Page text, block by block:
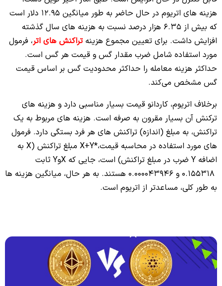
هزینه های اتریوم در حال حاضر به طور میانگین 12.95 دلار است
که بیش از 6.35 هزار درصد نسبت به هزینه های سال گذشته
افزایش داشت. برای تعیین مجموع هزینهتراکنش های اتر، فرمول
مورد استفاده شامل ضرب مقدار گس و قیمت هر گس است.
حداکثر هزینه معامله را حداکثر محدودیت گس بر اساس قیمت
گس مشخص می‌کند.
برخلاف اتریوم، کاردانو قیمت بسیار مناسبی دارد و هزینه های
ترکنش آن بسیار مقرون به صرفه است. هزینه های مربوط به یک
تراکنش، به مبلغ (اندازه) تراکنش های هر فرد بستگی دارد. فرمول
های مورد استفاده در محاسبه قیمت،*X+Y مبلغ تراکنش (X به
اضافه Y ضرب در مبلغ تراکنش) است، جایی که XوY ثابت
0.155318 و 0.000043946 هستند. به هر حال، میانگین هزینه ها
به طور کلی، مساعدتر از اتریوم است.